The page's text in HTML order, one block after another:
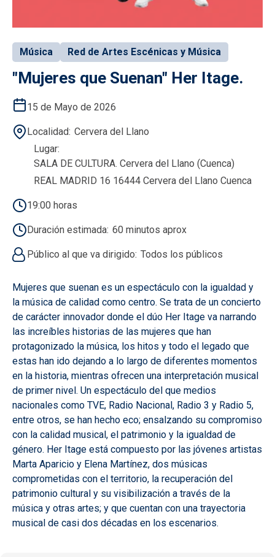
Música Red de Artes Escénicas y Música
"Mujeres que Suenan" Her Itage.
15 de Mayo de 2026
Localidad Cervera del Llano
Lugar
SALA DE CULTURA. Cervera del Llano (Cuenca)
REAL MADRID 16 16444 Cervera del Llano Cuenca
19:00 horas
Duración estimada 60 minutos aprox
Público al que va dirigido Todos los públicos
Mujeres que suenan es un espectáculo con la igualdad y
la música de calidad como centro. Se trata de un concierto
de carácter innovador donde el dúo Her Itage va narrando
las increíbles historias de las mujeres que han
protagonizado la música, los hitos y todo el legado que
estas han ido dejando a lo largo de diferentes momentos
en la historia, mientras ofrecen una interpretación musical
de primer nivel. Un espectáculo del que medios
nacionales como TVE, Radio Nacional, Radio 3 y Radio 5,
entre otros, se han hecho eco; ensalzando su compromiso
con la calidad musical, el patrimonio y la igualdad de
género. Her Itage está compuesto por las jóvenes artistas
Marta Aparicio y Elena Martínez, dos músicas
comprometidas con el territorio, la recuperación del
patrimonio cultural y su visibilización a través de la
música y otras artes; y que cuentan con una trayectoria
musical de casi dos décadas en los escenarios.